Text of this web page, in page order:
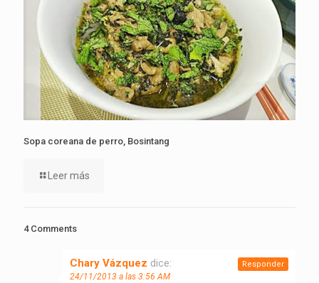
Sopa coreana de perro, Bosintang
Leer más
4 Comments
Chary Vázquez dice:
24/11/2013 a las 3:56 AM
Responder